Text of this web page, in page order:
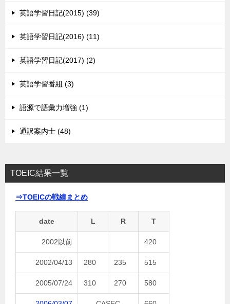
英語学習日記(2015) (39)
英語学習日記(2016) (11)
英語学習日記(2017) (2)
英語学習番組 (3)
語源で語彙力増強 (1)
通訳案内士 (48)
TOEIC結果一覧
⇒TOEICの戦績まとめ
date L R T
2002以前 420
2002/04/13 280 235 515
2005/07/24 310 270 580